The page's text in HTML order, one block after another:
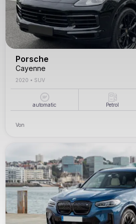
Porsche
Cayenne
2020 • SUV
automatic Petrol
Von